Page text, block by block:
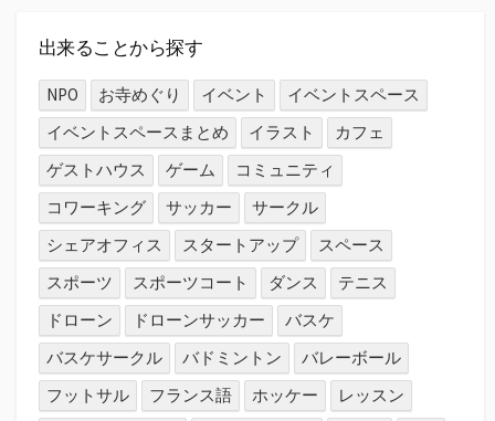
ら
す
出来ることから探す
NPO お寺めぐり イベント
イベントスペース
イベントスペースまとめ
イラスト
カフェ
ゲストハウス
ゲーム
コミュニティ
コワーキング
サッカー
サークル
シェアオフィス
スタートアップ
スペース
スポーツ
スポーツコート ダンス
テニス
ドローン
ドローンサッカー
バスケ
バスケサークル
バドミントン
バレーボール
フットサル
フランス語 ホッケー
レッスン